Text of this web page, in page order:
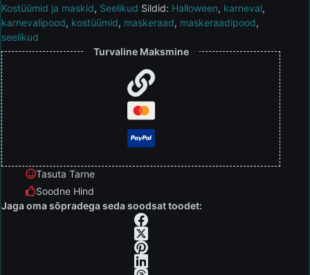
Kostüümid ja maskid, Seelikud Sildid: Halloween, karneval,
karnevalipood, kostüümid, maskeraad, maskeraadipood,
seelikud
Turvaline Maksmine
Tasuta Tarne
Soodne Hind
Jaga oma sõpradega seda soodsat toodet: